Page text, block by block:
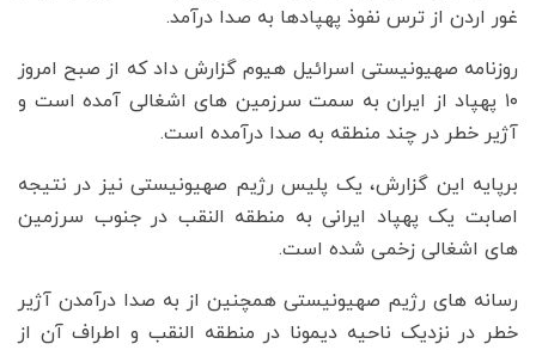
غور اردن از ترس نفوذ پهپادها به صدا درآمد.
روزنامه صهیونیستی اسرائیل هیوم گزارش داد که از صبح امروز
۱۰ پهپاد از ایران به سمت سرزمین های اشغالی آمده است و
آژیر خطر در چند منطقه به صدا درآمده است.
برپایه این گزارش، یک پلیس رژیم صهیونیستی نیز در نتیجه
اصابت یک پهپاد ایرانی به منطقه النقب در جنوب سرزمین
های اشغالی زخمی شده است.
رسانه های رژیم صهیونیستی همچنین از به صدا درآمدن آژیر
خطر در نزدیک ناحیه دیمونا در منطقه النقب و اطراف آن از